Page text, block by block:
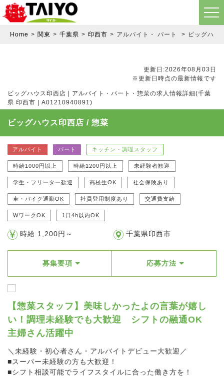
Home 関東 千葉県 印西市 アルバイト・ パート ビッグハウ
更新日:2026年08月03日
※更新日時点の最新情報です
ビッグハウス印西店 | アルバイト・パート・惣菜の求人情報詳細(千葉
県 印西市 | A01210940891)
ビッグハウス印西店 / 惣菜
アルバイト パート キッチン・調理スタッフ
時給1000円以上 時給1200円以上 未経験者歓迎
学生・フリーター歓迎 高校生OK 社会保険あり
車・バイク通勤OK 社員登用制度あり 交通費支給
WワークOK 1日4h以内OK
時給 1,200円～ 千葉県印西市
募集要項 応募方法
【惣菜スタッフ】美味しかったよの言葉が嬉し
い！調理未経験でも大歓迎 シフトの融通OK
主婦さん活躍中
＼未経験・初心者さん・アルバイトデビュー大歓迎／
■スーパー未経験の方も大歓迎！
■シフト相談可能でライフスタイルに合った働き方を！